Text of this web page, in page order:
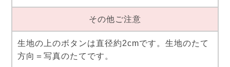
その他ご注意
生地の上のボタンは直径約2cmです。生地のたて
方向＝写真のたてです。